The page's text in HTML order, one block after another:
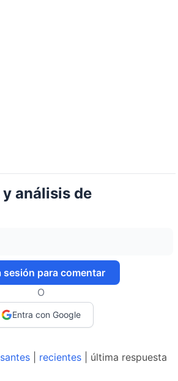
análisis de
sesión para comentar
O
Entra con Google
recientes | última respuesta